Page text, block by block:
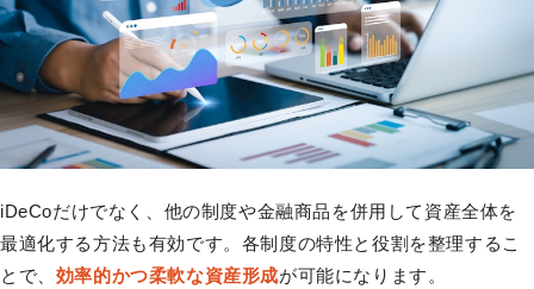
iDeCoだけでなく、他の制度や金融商品を併用して資産全体を
最適化する方法も有効です。各制度の特性と役割を整理するこ
とで、 効率的かつ柔軟な資産形成が可能になります。